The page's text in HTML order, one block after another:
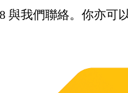
與我們聯絡。你亦